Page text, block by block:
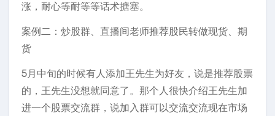
涨，耐心等耐等等话术搪塞。
案例二：炒股群、直播间老师推荐股民转做现货、期
货
5月中旬的时候有人添加王先生为好友，说是推荐股票
的，王先生没想就同意了。那个人很快介绍王先生加
进一个股票交流群，说加入群可以交流交流现在市场